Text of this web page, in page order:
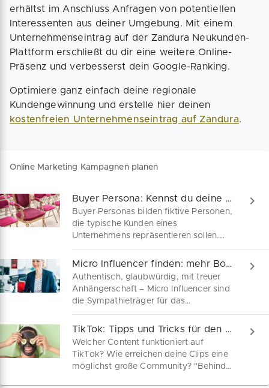
erhältst im Anschluss Anfragen von potentiellen
Interessenten aus deiner Umgebung. Mit einem
Unternehmenseintrag auf der Zandura Neukunden-
Plattform erschließt du dir eine weitere Online-
Präsenz und verbesserst dein Google-Ranking.
Optimiere ganz einfach deine regionale
Kundengewinnung und erstelle hier deinen
kostenfreien Unternehmenseintrag auf Zandura.
Online Marketing Kampagnen planen
Buyer Persona: Kennst du deine Kunden wirklich?
Buyer Personas bilden fiktive Personen,
die typische Kunden eines
Unternehmens repräsentieren sollen.
Aber, wie gut kennst du deine Kunden
wirklich? Lerne mit unserer kostenlosen
Checkliste und ChatGPT, wie du
kinderleicht deine perfekte Buyer
Persona erstellst.
Micro Influencer finden: mehr Boost für dein Business
Authentisch, glaubwürdig, mit treuer
Anhängerschaft – Micro Influencer sind
die Sympathieträger für das
Empfehlungsmarketing kleiner
Unternehmen. Wir erklären, wie du
passende Micro Influencer findest und
worauf es bei der Planung von
Kampagnen ankommt.
TikTok: Tipps und Tricks für den perfekten Clip
Welcher Content funktioniert auf
TikTok? Wie erreichen deine Clips eine
möglichst große Community? "Behind